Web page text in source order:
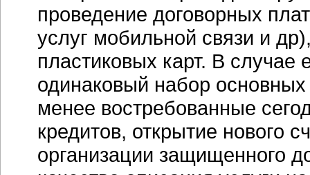
проведение договорных
услуг мобильной связи и
пластиковых карт. В случае
одинаковый набор
менее востребованные
кредитов, открытие нового
организации защищенного